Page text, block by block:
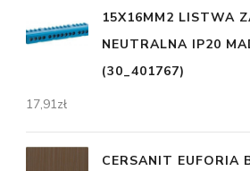
15X16MM2 LISTWA
NEUTRALNA IP20
(30_401767)
17,91zł
CERSANIT EUFORIA